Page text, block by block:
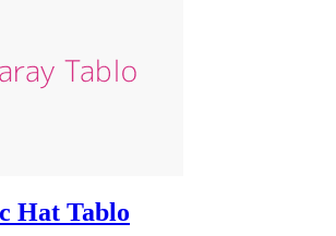
Hat Tablo